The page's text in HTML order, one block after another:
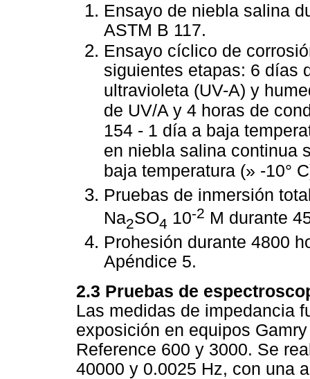
Ensayo de niebla salina
ASTM B 117.
Ensayo cíclico de
siguientes etapas: 6 días
ultravioleta (UV-A) y
de UV/A y 4 horas de
154 - 1 día a baja
en niebla salina continua
baja temperatura (» -10°
Pruebas de inmersión
Na2SO4 10-2 M durante
Prohesión durante 4800
Apéndice 5.
2.3 Pruebas de
Las medidas de impedancia
exposición en equipos
Reference 600 y 3000. Se
40000 y 0.0025 Hz, con una